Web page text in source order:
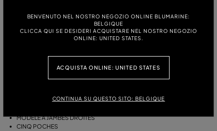
BENVENUTO NEL NOSTRO NEGOZIO ONLINE BLUMARINE:
BELGIQUE
CLICCA QUI SE DESIDERI ACQUISTARE NEL NOSTRO NEGOZIO
ONLINE: UNITED STATES.
ACQUISTA ONLINE: UNITED STATES
CONTINUA SU QUESTO SITO: BELGIQUE
40 42 44
DESCRIPTION
DENIM DÉLAVÉ À LA PIERRE
MODÈLE À JAMBES DROITES
CINQ POCHES